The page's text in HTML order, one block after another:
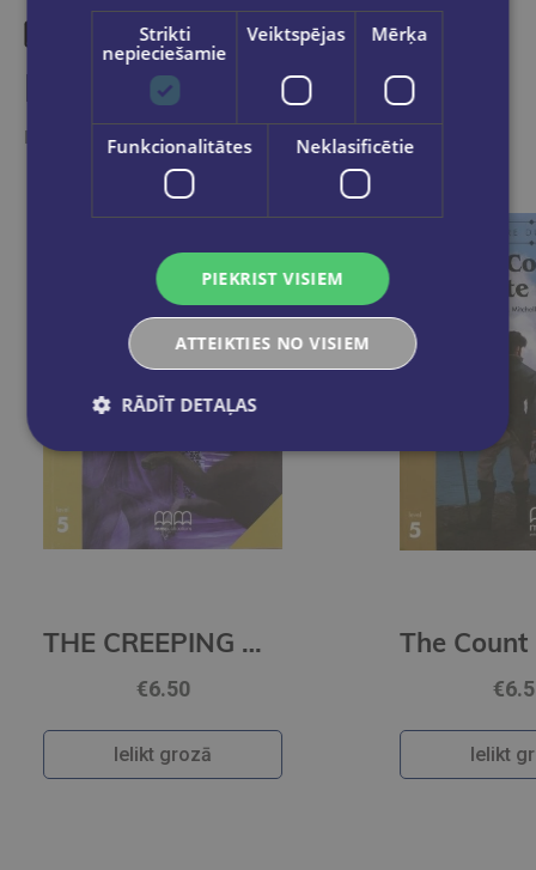
Līdzīgas preces
Ieskaties, varbūt noder
Strikti
nepieciešamie
Veiktspējas Mērķa
Funkcionalitātes Neklasificētie
PIEKRIST VISIEM
ATTEIKTIES NO VISIEM
RĀDĪT DETAĻAS